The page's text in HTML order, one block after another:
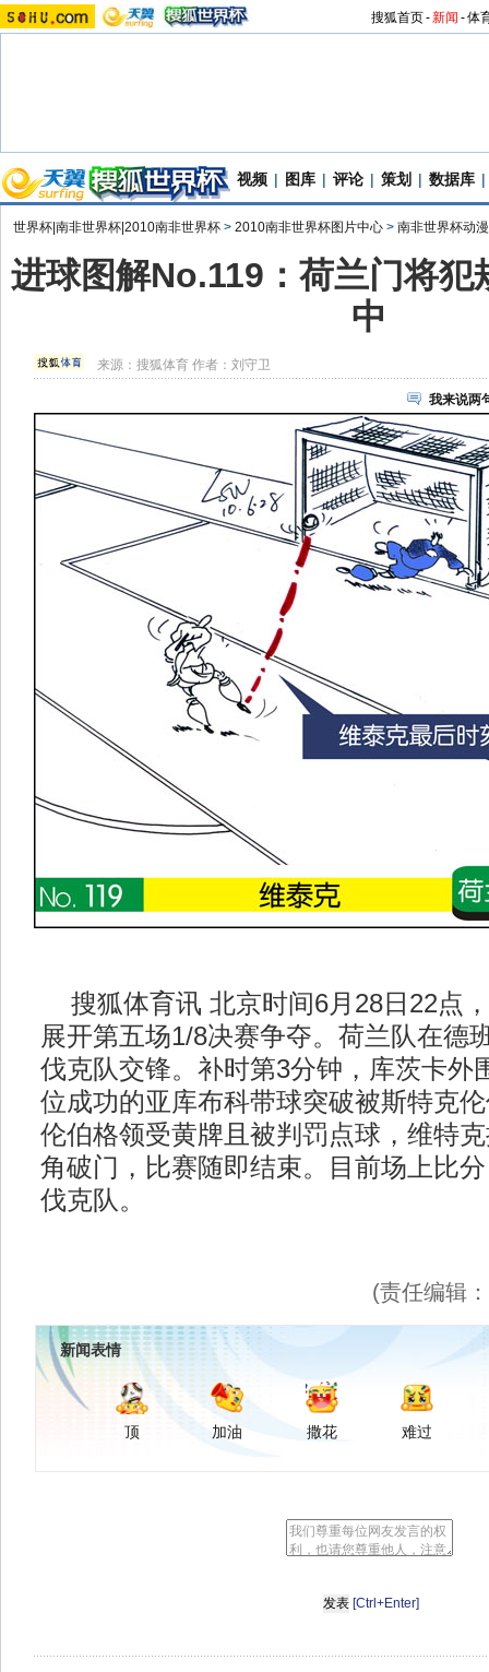
搜狐首页-新闻 -体
视频 | 图库 | 评论 | 策划 | 数据库 |
世界杯|南非世界杯|2010南非世界杯 > 2010南非世界杯图片中心 > 南非世界杯动
进球图解No.119：荷兰门将犯
中
来源：搜狐体育 作者：刘守卫
我来说两
搜狐体育讯 北京时间6月28日22点
展开第五场1/8决赛争夺。荷兰队在德
伐克队交锋。补时第3分钟，库茨卡外
位成功的亚库布科带球突破被斯特克
伦伯格领受黄牌且被判罚点球，维特
角破门，比赛随即结束。目前场上比
伐克队。
(责任编辑
新闻表情
顶 加油 撒花 难过
[Ctrl+Enter]